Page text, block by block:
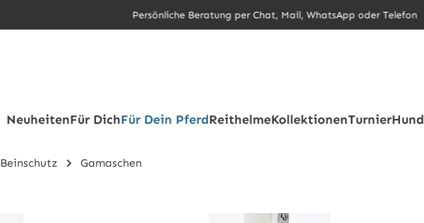
Persönliche Beratung per Chat, Mail, WhatsApp oder Telefon
NeuheitenFür DichFür Dein PferdReithelmeKollektionenTurnierHund
Beinschutz Gamaschen